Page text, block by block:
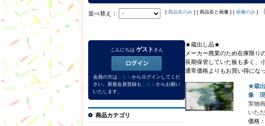
並べ替え： [ 商品名のみ ] [ 商品名と画像 ] [ 画像のみ ]
★蔵出し品★
メーカー廃業のため在庫限り
長期保管していた板も多く、
通常価格よりもお買い得にな
★蔵
像 現
実物
いた
価格：
こんにちは ゲスト さん
会員の方はこちらからログインしてくだ
さい。新規会員登録もこちらからお願い
いたします。
商品カテゴリ